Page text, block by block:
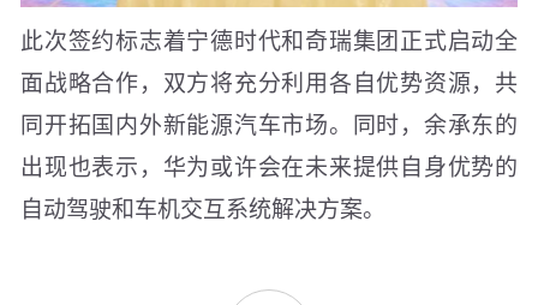
此次签约标志着宁德时代和奇瑞集团正式启动全
面战略合作，双方将充分利用各自优势资源，共
同开拓国内外新能源汽车市场。同时，余承东的
出现也表示，华为或许会在未来提供自身优势的
自动驾驶和车机交互系统解决方案。